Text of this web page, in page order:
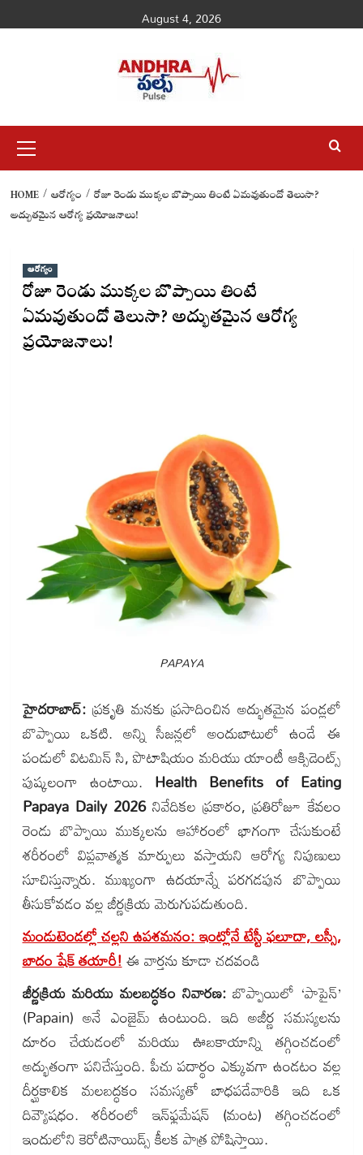
to
August 4, 2026
Menu
HOME ఆరోగ్యం
రోజూ రెండు ముక్కల బొప్పాయి తింటే ఏమవుతుందో తెలుసా?
అద్భుతమైన ఆరోగ్య ప్రయోజనాలు!
ఆరోగ్యం
రోజూ రెండు ముక్కల బొప్పాయి తింటే
ఏమవుతుందో తెలుసా? అద్భుతమైన ఆరోగ్య
ప్రయోజనాలు!
PAPAYA
హైదరాబాద్:ప్రకృతి మనకు ప్రసాదించిన అద్భుతమైన పండ్లలో
బొప్పాయి ఒకటి. అన్ని సీజన్లలో అందుబాటులో ఉండే ఈ
పండులో విటమిన్ సి, పొటాషియం మరియు యాంటీ ఆక్సిడెంట్స్
పుష్కలంగా ఉంటాయి. Health Benefits of Eating
Papaya Daily 2026నివేదికల ప్రకారం, ప్రతిరోజూ కేవలం
రెండు బొప్పాయి ముక్కలను ఆహారంలో భాగంగా చేసుకుంటే
శరీరంలో విప్లవాత్మక మార్పులు వస్తాయని ఆరోగ్య నిపుణులు
సూచిస్తున్నారు. ముఖ్యంగా ఉదయాన్నే పరగడపున బొప్పాయి
తీసుకోవడం వల్ల జీర్ణక్రియ మెరుగుపడుతుంది.
మండుటెండల్లో చల్లని ఉపశమనం: ఇంట్లోనే టేస్టీ ఫలూదా, లస్సీ,
బాదం షేక్ తయారీ!ఈ వార్తను కూడా చదవండి
జీర్ణక్రియ మరియు మలబద్ధకం నివారణ: బొప్పాయిలో ‘పాపైన్’
(Papain) అనే ఎంజైమ్ ఉంటుంది. ఇది అజీర్ణ సమస్యలను
దూరం చేయడంలో మరియు ఊబకాయాన్ని తగ్గించడంలో
అద్భుతంగా పనిచేస్తుంది. పీచు పదార్థం ఎక్కువగా ఉండటం వల్ల
దీర్ఘకాలిక మలబద్ధకం సమస్యతో బాధపడేవారికి ఇది ఒక
దివ్యౌషధం. శరీరంలో ఇన్‌ఫ్లమేషన్ (మంట) తగ్గించడంలో
ఇందులోని కెరోటినాయిడ్స్ కీలక పాత్ర పోషిస్తాయి.